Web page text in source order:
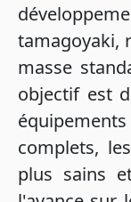
tamagoyaki,
masse
objectif est
complets,
plus sains